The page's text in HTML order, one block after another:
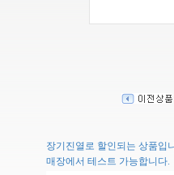
장기진열로 할인되는 상품입
매장에서 테스트 가능합니다.